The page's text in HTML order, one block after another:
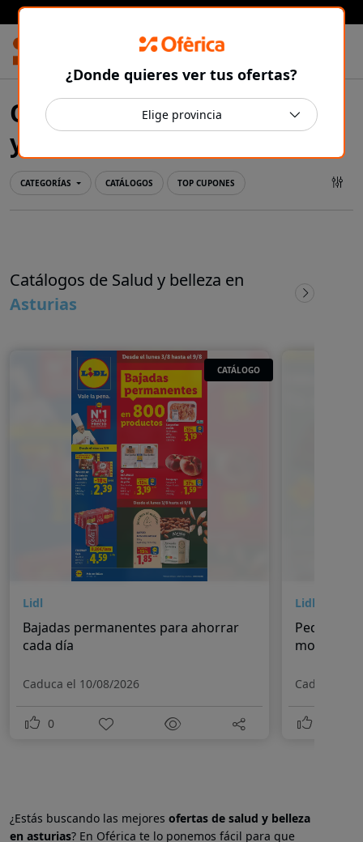
Prensa Ibérica
Ofertas y catálogos de Salud
y belleza en Asturias
CATEGORÍAS CATÁLOGOS TOP CUPONES
Catálogos de Salud y belleza en
Asturias
CATÁLOGO
Lidl
Bajadas permanentes para ahorrar
cada día
Caduca el 10/08/2026
0
Lidl
Pequeños
momentos
Caduca el
¿Estás buscando las mejores ofertas de salud y belleza
en asturias? En Oférica te lo ponemos fácil para que
¿Donde quieres ver tus ofertas?